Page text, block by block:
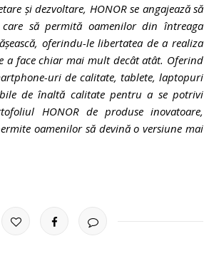
și dezvoltare, HONOR se angajează să
care să permită oamenilor din întreaga
oferindu-le libertatea de a realiza
a face chiar mai mult decât atât. Oferind
uri de calitate, tablete, laptopuri
de înaltă calitate pentru a se potrivi
HONOR de produse inovatoare,
oamenilor să devină o versiune mai